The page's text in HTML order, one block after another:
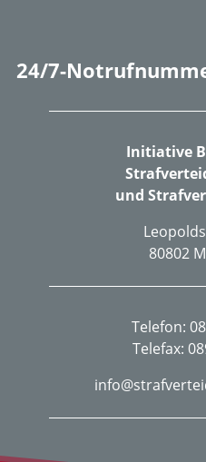
24/7-
Initiative
und
80802
Telefon:
Telefax: